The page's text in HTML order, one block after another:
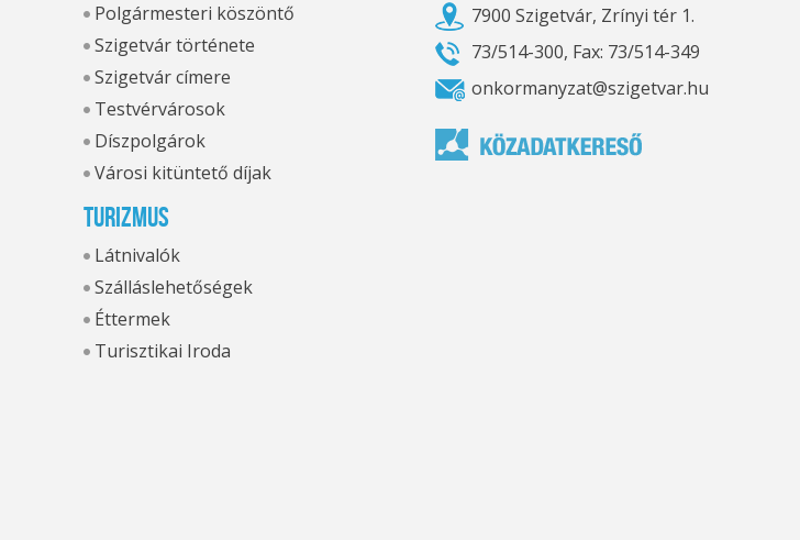
Polgármesteri köszöntő
Szigetvár története
Szigetvár címere
Testvérvárosok
Díszpolgárok
Városi kitüntető díjak
Turizmus
Látnivalók
Szálláslehetőségek
Éttermek
Turisztikai Iroda
7900 Szigetvár, Zrínyi tér 1.
73/514-300, Fax: 73/514-349
onkormanyzat@szigetvar.hu